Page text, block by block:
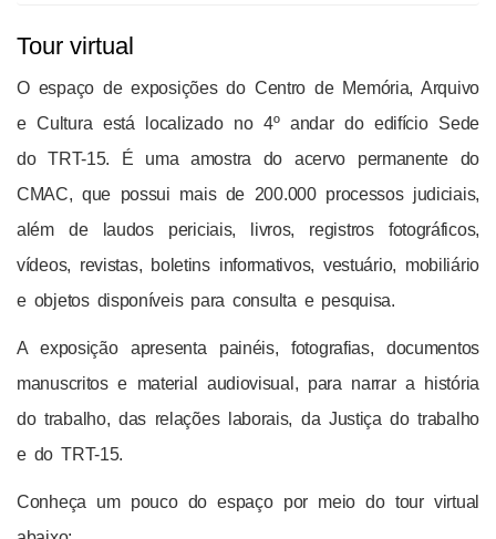
Tour virtual
O espaço de exposições do Centro de Memória, Arquivo
e Cultura está localizado no 4º andar do edifício Sede
do TRT-15. É uma amostra do acervo permanente do
CMAC, que possui mais de 200.000 processos judiciais,
além de laudos periciais, livros, registros fotográficos,
vídeos, revistas, boletins informativos, vestuário, mobiliário
e objetos disponíveis para consulta e pesquisa.
A exposição apresenta painéis, fotografias, documentos
manuscritos e material audiovisual, para narrar a história
do trabalho, das relações laborais, da Justiça do trabalho
e do TRT-15.
Conheça um pouco do espaço por meio do tour virtual